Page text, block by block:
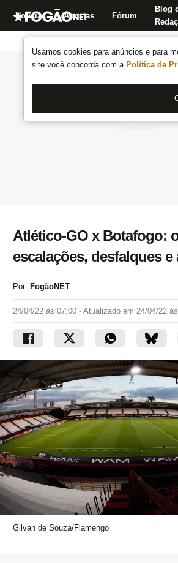
Usamos cookies para anúncios e para
site você concorda com a Política de
Notícias Apostas Fórum
Blog
Atlético-GO x Botafogo:
escalações, desfalques e
Por: FogãoNET
24/04/22 às 07:00 - Atualizado em 24/04/22
Gilvan de Souza/Flamengo